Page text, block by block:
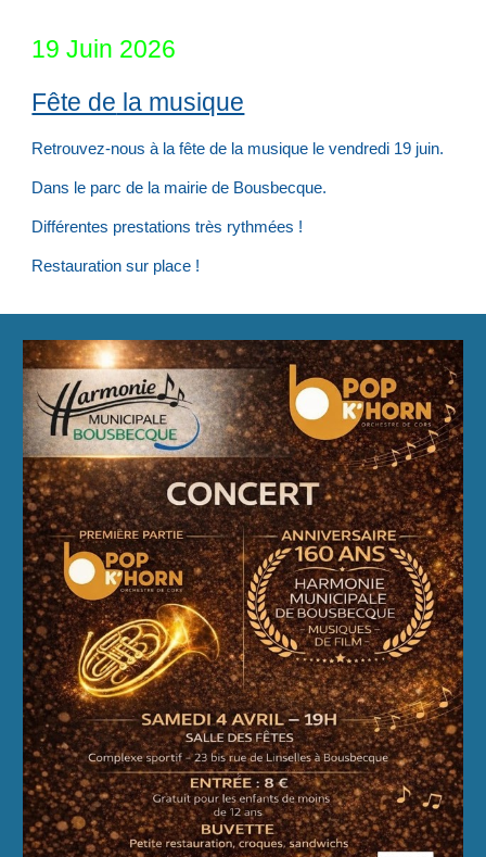
19Juin 2026
Fête de la musique
Retrouvez-nous à la fête de la musique le vendredi 19 juin.
Dans le parc de la mairie de Bousbecque.
Différentes prestations très rythmées !
Restauration sur place !